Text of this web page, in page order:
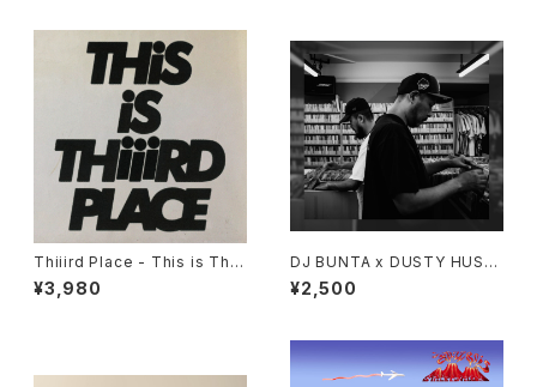
Thiiird Place - This is Thiii
rd Place "LP"
¥3,980
DJ BUNTA x DUSTY HUSK
Y - 47 CAMPiN DIGGiN "C
D"
¥2,500